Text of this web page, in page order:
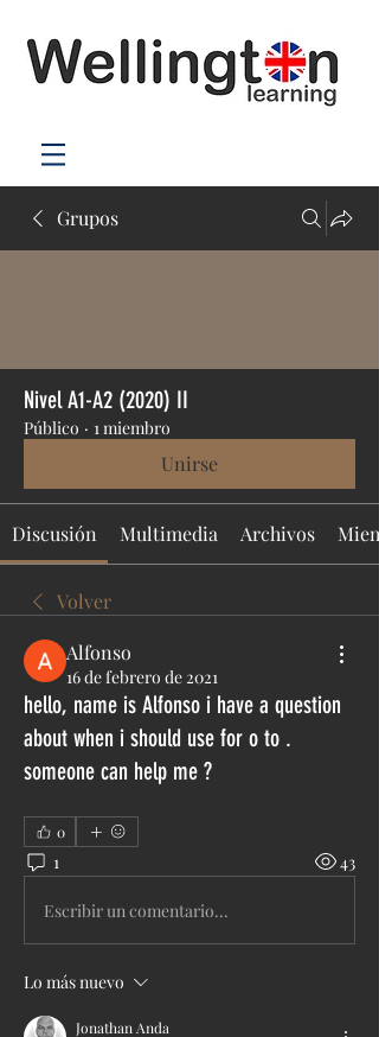
Grupos
Nivel A1-A2 (2020) II
Público · 1 miembro
Unirse
Discusión Multimedia Archivos
Volver
Alfonso
16 de febrero de 2021
hello, name is Alfonso i have a question
about when i should use for o to .
someone can help me ?
0
1 43
Escribir un comentario...
Lo más nuevo
Jonathan Anda